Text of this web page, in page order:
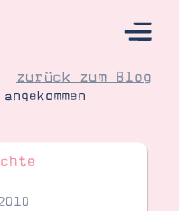
zurück zum Blog